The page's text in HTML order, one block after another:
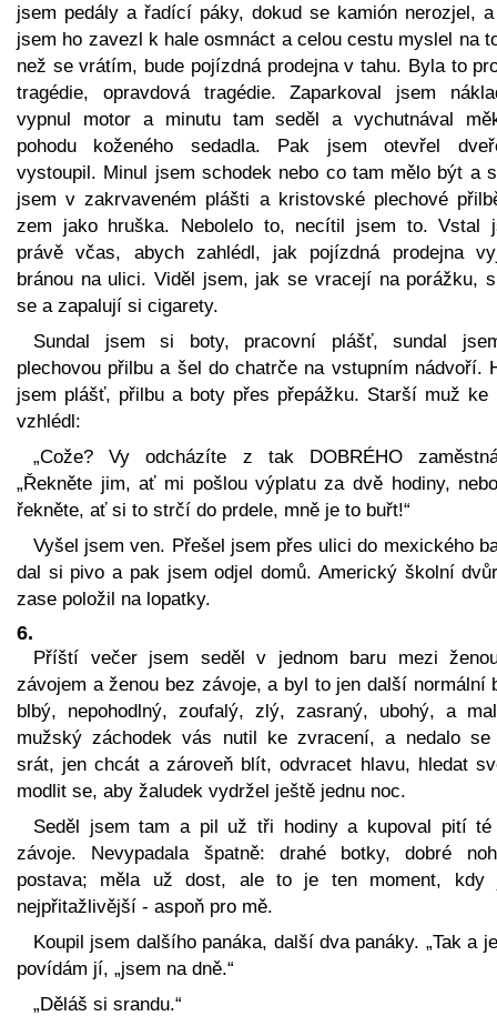
jsem pedály a řadící páky, dokud se kamión nerozjel,
jsem ho zavezl k hale osmnáct a celou cestu myslel na
než se vrátím, bude pojízdná prodejna v tahu. Byla to
tragédie, opravdová tragédie. Zaparkoval jsem
vypnul motor a minutu tam seděl a vychutnával
pohodu koženého sedadla. Pak jsem otevřel
vystoupil. Minul jsem schodek nebo co tam mělo být a
jsem v zakrvaveném plášti a kristovské plechové
zem jako hruška. Nebolelo to, necítil jsem to. Vstal
právě včas, abych zahlédl, jak pojízdná prodejna
bránou na ulici. Viděl jsem, jak se vracejí na porážku,
se a zapalují si cigarety.
Sundal jsem si boty, pracovní plášť, sundal
plechovou přilbu a šel do chatrče na vstupním nádvoří.
jsem plášť, přilbu a boty přes přepážku. Starší muž ke
vzhlédl:
„Cože? Vy odcházíte z tak DOBRÉHO
„Řekněte jim, ať mi pošlou výplatu za dvě hodiny,
řekněte, ať si to strčí do prdele, mně je to buřt!“
Vyšel jsem ven. Přešel jsem přes ulici do mexického
dal si pivo a pak jsem odjel domů. Americký školní
zase položil na lopatky.
6.
Příští večer jsem seděl v jednom baru mezi
závojem a ženou bez závoje, a byl to jen další normální
blbý, nepohodlný, zoufalý, zlý, zasraný, ubohý, a
mužský záchodek vás nutil ke zvracení, a nedalo se
srát, jen chcát a zároveň blít, odvracet hlavu, hledat
modlit se, aby žaludek vydržel ještě jednu noc.
Seděl jsem tam a pil už tři hodiny a kupoval pití té
závoje. Nevypadala špatně: drahé botky, dobré
postava; měla už dost, ale to je ten moment, kdy
nejpřitažlivější - aspoň pro mě.
Koupil jsem dalšího panáka, další dva panáky. „Tak a
povídám jí, „jsem na dně.“
„Děláš si srandu.“